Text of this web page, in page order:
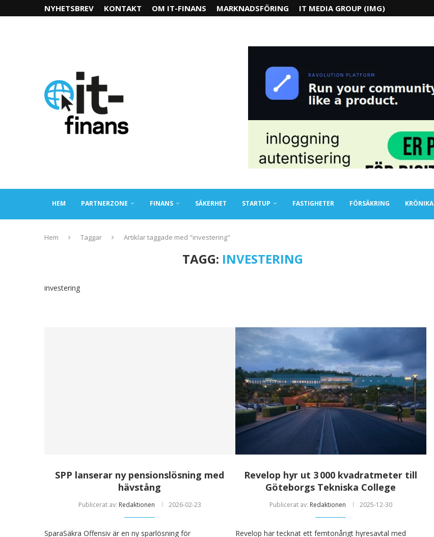
NYHETSBREV KONTAKT OM IT-FINANS MARKNADSFÖRING IT MEDIA GROUP (IMG)
HEM PARTNERZONE FINANS SÄKERHET STARTUP FASTIGHETER FÖRSÄKRING KRÖNIKA
Hem Taggar Artiklar taggade med "investering"
TAGG: INVESTERING
investering
SPP lanserar ny pensionslösning med
hävstång
Publicerat av: Redaktionen 2026-02-23
SparaSäkra Offensiv är en ny sparlösning för
Revelop hyr ut 3 000 kvadratmeter till
Göteborgs Tekniska College
Publicerat av: Redaktionen 2025-12-30
Revelop har tecknat ett femtonårigt hyresavtal med